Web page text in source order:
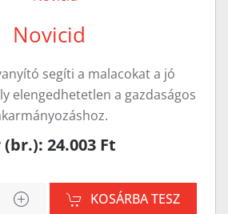
Novicid
segíti a malacokat a jó
elengedhetetlen a gazdaságos
24.003 Ft
KOSÁRBA TESZ